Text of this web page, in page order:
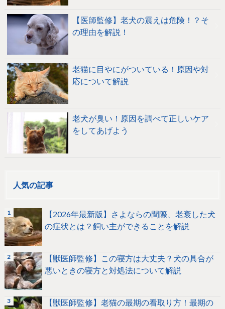
【医師監修】老犬の震えは危険！？そ
の理由を解説！
老猫に目やにがついている！原因や対
応について解説
老犬が臭い！原因を調べて正しいケア
をしてあげよう
人気の記事
【2026年最新版】さよならの間際、老衰した犬
の症状とは？飼い主ができることを解説
【獣医師監修】この寝方は大丈夫？犬の具合が
悪いときの寝方と対処法について解説
【獣医師監修】老猫の最期の看取り方！最期の